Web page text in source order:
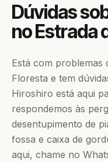
Dúvidas
no Estrada
Está com problemas
Floresta e tem
Hiroshiro está aqui
respondemos às
desentupimento de
fossa e caixa de
aqui, chame no